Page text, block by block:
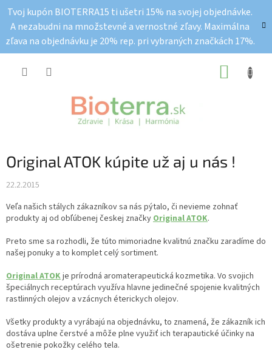
obsah
Tvoj kupón BIOTERRA15 ti ušetri 15% na svojej objednávke.
A nezabudni na množstevné a vernostné zľavy. Maximálna
zľava na objednávku je 20% rep. pri vybraných značkách 17%.
Original ATOK kúpite už aj u nás !
22.2.2015
Veľa našich stálych zákazníkov sa nás pýtalo, či nevieme zohnať
produkty aj od obľúbenej českej značky Original ATOK.
Preto sme sa rozhodli, že túto mimoriadne kvalitnú značku zaradíme do
našej ponuky a to komplet celý sortiment.
Original ATOKje prírodná aromaterapeutická kozmetika. Vo svojich
špeciálnych receptúrach využíva hlavne jedinečné spojenie kvalitných
rastlinných olejov a vzácnych éterickych olejov.
Všetky produkty a vyrábajú na objednávku, to znamená, že zákazník ich
dostáva uplne čerstvé a môže plne využiť ich terapautické účinky na
ošetrenie pokožky celého tela.